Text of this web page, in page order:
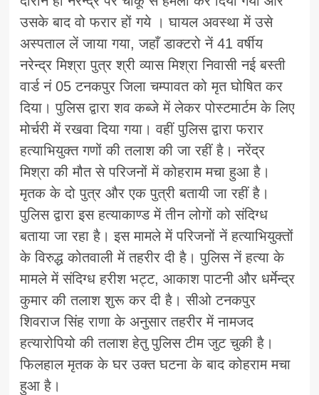
उसके बाद वो फरार हों गये । घायल अवस्था में उसे
अस्पताल लें जाया गया, जहाँ डाक्टरो नें 41 वर्षीय
नरेन्द्र मिश्रा पुत्र श्री व्यास मिश्रा निवासी नई बस्ती
वार्ड नं 05 टनकपुर जिला चम्पावत को मृत घोषित कर
दिया। पुलिस द्वारा शव कब्जे में लेकर पोस्टमार्टम के लिए
मोर्चरी में रखवा दिया गया। वहीं पुलिस द्वारा फरार
हत्याभियुक्त गणों की तलाश की जा रहीं है। नरेंद्र
मिश्रा की मौत से परिजनों में कोहराम मचा हुआ है।
मृतक के दो पुत्र और एक पुत्री बतायी जा रहीं है।
पुलिस द्वारा इस हत्याकाण्ड में तीन लोगों को संदिग्ध
बताया जा रहा है। इस मामले में परिजनों नें हत्याभियुक्तों
के विरुद्ध कोतवाली में तहरीर दी है। पुलिस नें हत्या के
मामले में संदिग्ध हरीश भट्ट, आकाश पाटनी और धर्मेन्द्र
कुमार की तलाश शुरू कर दी है। सीओ टनकपुर
शिवराज सिंह राणा के अनुसार तहरीर में नामजद
हत्यारोपियो की तलाश हेतु पुलिस टीम जुट चुकी है।
फिलहाल मृतक के घर उक्त घटना के बाद कोहराम मचा
हुआ है।